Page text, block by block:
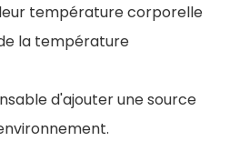
température corporelle
la température
d'ajouter une source